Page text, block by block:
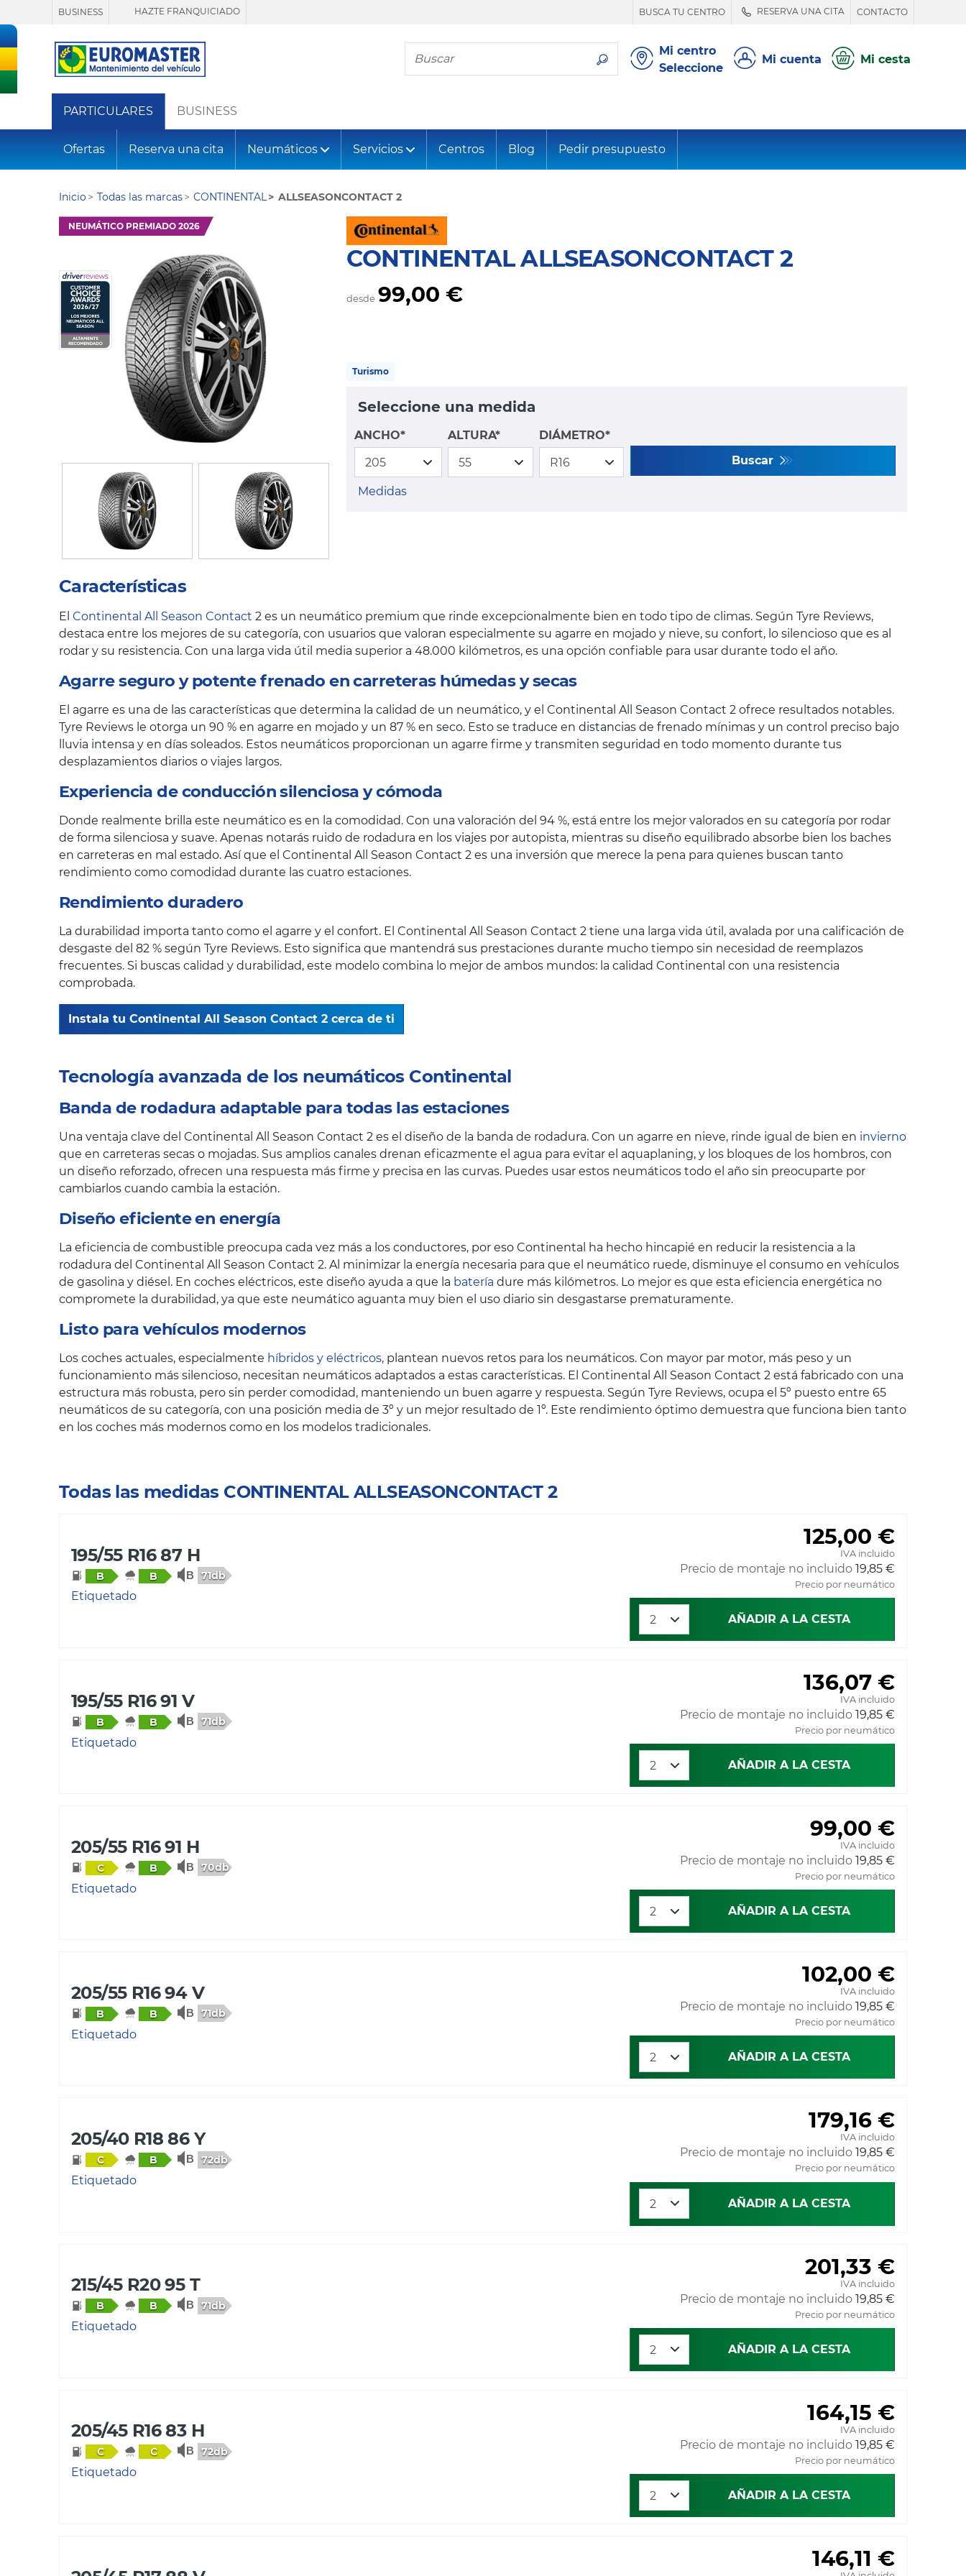
BUSINESS HAZTE FRANQUICIADO BUSCA TU CENTRO RESERVA UNA CITA CONTACTO
Busca tu neumático
Mi centro
Seleccione
Mi cuenta Mi cesta
PARTICULARES BUSINESS
Ofertas Reserva una cita Neumáticos Servicios Centros Blog Pedir presupuesto
Inicio Todas las marcas CONTINENTAL ALLSEASONCONTACT 2
NEUMÁTICO PREMIADO 2026
CONTINENTAL ALLSEASONCONTACT 2
desde 99,00 €
Turismo
Seleccione una medida
ANCHO* ALTURA*
DIÁMETRO*
Buscar
Medidas
Características
El Continental All Season Contact 2 es un neumático premium que rinde excepcionalmente bien en todo tipo de climas. Según Tyre Reviews,
destaca entre los mejores de su categoría, con usuarios que valoran especialmente su agarre en mojado y nieve, su confort, lo silencioso que es al
rodar y su resistencia. Con una larga vida útil media superior a 48.000 kilómetros, es una opción confiable para usar durante todo el año.
Agarre seguro y potente frenado en carreteras húmedas y secas
El agarre es una de las características que determina la calidad de un neumático, y el Continental All Season Contact 2 ofrece resultados notables.
Tyre Reviews le otorga un 90 % en agarre en mojado y un 87 % en seco. Esto se traduce en distancias de frenado mínimas y un control preciso bajo
lluvia intensa y en días soleados. Estos neumáticos proporcionan un agarre firme y transmiten seguridad en todo momento durante tus
desplazamientos diarios o viajes largos.
Experiencia de conducción silenciosa y cómoda
Donde realmente brilla este neumático es en la comodidad. Con una valoración del 94 %, está entre los mejor valorados en su categoría por rodar
de forma silenciosa y suave. Apenas notarás ruido de rodadura en los viajes por autopista, mientras su diseño equilibrado absorbe bien los baches
en carreteras en mal estado. Así que el Continental All Season Contact 2 es una inversión que merece la pena para quienes buscan tanto
rendimiento como comodidad durante las cuatro estaciones.
Rendimiento duradero
La durabilidad importa tanto como el agarre y el confort. El Continental All Season Contact 2 tiene una larga vida útil, avalada por una calificación de
desgaste del 82 % según Tyre Reviews. Esto significa que mantendrá sus prestaciones durante mucho tiempo sin necesidad de reemplazos
frecuentes. Si buscas calidad y durabilidad, este modelo combina lo mejor de ambos mundos: la calidad Continental con una resistencia
comprobada.
Instala tu Continental All Season Contact 2 cerca de ti
Tecnología avanzada de los neumáticos Continental
Banda de rodadura adaptable para todas las estaciones
Una ventaja clave del Continental All Season Contact 2 es el diseño de la banda de rodadura. Con un agarre en nieve, rinde igual de bien en invierno
que en carreteras secas o mojadas. Sus amplios canales drenan eficazmente el agua para evitar el aquaplaning, y los bloques de los hombros, con
un diseño reforzado, ofrecen una respuesta más firme y precisa en las curvas. Puedes usar estos neumáticos todo el año sin preocuparte por
cambiarlos cuando cambia la estación.
Diseño eficiente en energía
La eficiencia de combustible preocupa cada vez más a los conductores, por eso Continental ha hecho hincapié en reducir la resistencia a la
rodadura del Continental All Season Contact 2. Al minimizar la energía necesaria para que el neumático ruede, disminuye el consumo en vehículos
de gasolina y diésel. En coches eléctricos, este diseño ayuda a que la batería dure más kilómetros. Lo mejor es que esta eficiencia energética no
compromete la durabilidad, ya que este neumático aguanta muy bien el uso diario sin desgastarse prematuramente.
Listo para vehículos modernos
Los coches actuales, especialmente híbridos y eléctricos, plantean nuevos retos para los neumáticos. Con mayor par motor, más peso y un
funcionamiento más silencioso, necesitan neumáticos adaptados a estas características. El Continental All Season Contact 2 está fabricado con una
estructura más robusta, pero sin perder comodidad, manteniendo un buen agarre y respuesta. Según Tyre Reviews, ocupa el 5º puesto entre 65
neumáticos de su categoría, con una posición media de 3º y un mejor resultado de 1º. Este rendimiento óptimo demuestra que funciona bien tanto
en los coches más modernos como en los modelos tradicionales.
Todas las medidas CONTINENTAL ALLSEASONCONTACT 2
195/55 R16 87 H
B B 71db
Etiquetado
125,00 €
IVA incluido
Precio de montaje no incluido 19,85 €
Precio por neumático
AÑADIR A LA CESTA
195/55 R16 91 V
B B 71db
Etiquetado
136,07 €
IVA incluido
Precio de montaje no incluido 19,85 €
Precio por neumático
AÑADIR A LA CESTA
205/55 R16 91 H
C B 70db
Etiquetado
99,00 €
IVA incluido
Precio de montaje no incluido 19,85 €
Precio por neumático
AÑADIR A LA CESTA
205/55 R16 94 V
B B 71db
Etiquetado
102,00 €
IVA incluido
Precio de montaje no incluido 19,85 €
Precio por neumático
AÑADIR A LA CESTA
205/40 R18 86 Y
C B 72db
Etiquetado
179,16 €
IVA incluido
Precio de montaje no incluido 19,85 €
Precio por neumático
AÑADIR A LA CESTA
215/45 R20 95 T
B B 71db
Etiquetado
201,33 €
IVA incluido
Precio de montaje no incluido 19,85 €
Precio por neumático
AÑADIR A LA CESTA
205/45 R16 83 H
C C 72db
Etiquetado
164,15 €
IVA incluido
Precio de montaje no incluido 19,85 €
Precio por neumático
AÑADIR A LA CESTA
146,11 €